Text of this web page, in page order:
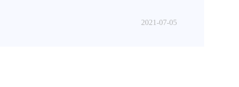
2021-07-05